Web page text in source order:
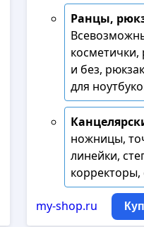
Ранцы,
и без,
для
ножницы,
линейки,
корректоры,
my-shop.ru